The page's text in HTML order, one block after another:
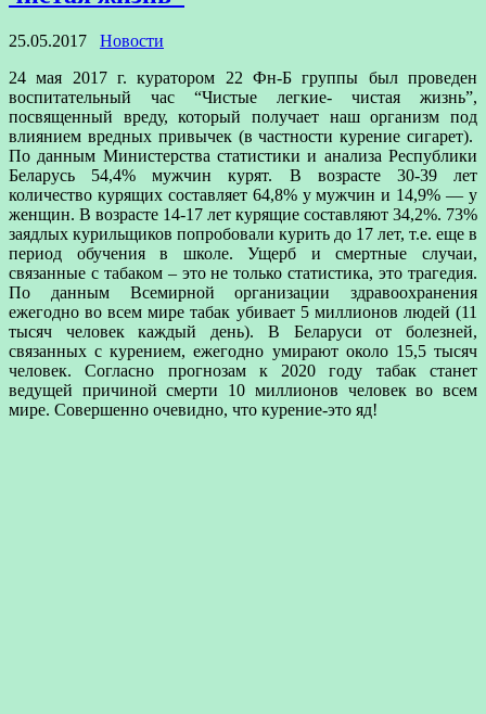
25.05.2017
Новости
24 мая 2017 г. куратором 22 Фн-Б группы был проведен
воспитательный час “Чистые легкие- чистая жизнь”,
посвященный вреду, который получает наш организм под
влиянием вредных привычек (в частности курение сигарет).
По данным Министерства статистики и анализа Республики
Беларусь 54,4% мужчин курят. В возрасте 30-39 лет
количество курящих составляет 64,8% у мужчин и 14,9% — у
женщин. В возрасте 14-17 лет курящие составляют 34,2%. 73%
заядлых курильщиков попробовали курить до 17 лет, т.е. еще в
период обучения в школе. Ущерб и смертные случаи,
связанные с табаком – это не только статистика, это трагедия.
По данным Всемирной организации здравоохранения
ежегодно во всем мире табак убивает 5 миллионов людей (11
тысяч человек каждый день). В Беларуси от болезней,
связанных с курением, ежегодно умирают около 15,5 тысяч
человек. Согласно прогнозам к 2020 году табак станет
ведущей причиной смерти 10 миллионов человек во всем
мире. Совершенно очевидно, что курение-это яд!